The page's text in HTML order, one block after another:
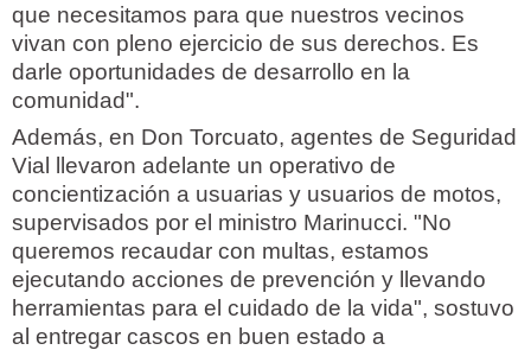
que necesitamos para que nuestros vecinos
vivan con pleno ejercicio de sus derechos. Es
darle oportunidades de desarrollo en la
comunidad".
Además, en Don Torcuato, agentes de Seguridad
Vial llevaron adelante un operativo de
concientización a usuarias y usuarios de motos,
supervisados por el ministro Marinucci. "No
queremos recaudar con multas, estamos
ejecutando acciones de prevención y llevando
herramientas para el cuidado de la vida", sostuvo
al entregar cascos en buen estado a